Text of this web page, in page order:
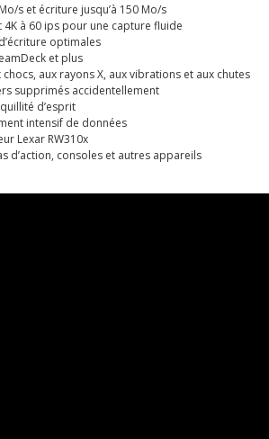
s et écriture jusqu’à 150 Mo/s
à 60 ips pour une capture fluide
optimales
et plus
aux rayons X, aux vibrations et aux chutes
supprimés accidentellement
d’esprit
intensif de données
Lexar RW310x
d’action, consoles et autres appareils